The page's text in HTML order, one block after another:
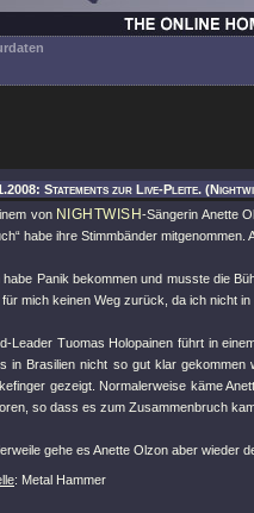
Statements zur Live-Pleite.
von NIGHTWISH-Sängerin Anette
habe ihre Stimmbänder
habe Panik bekommen und musste die
für mich keinen Weg zurück, da ich nicht in
Leader Tuomas Holopainen führt in
in Brasilien nicht so gut klar gekommen
gezeigt. Normalerweise käme
so dass es zum Zusammenbruch
gehe es Anette Olzon aber wieder
: Metal Hammer